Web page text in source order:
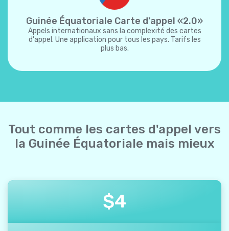
Guinée Équatoriale Carte d'appel «2.0»
Appels internationaux sans la complexité des cartes
d'appel. Une application pour tous les pays. Tarifs les
plus bas.
Tout comme les cartes d'appel vers
la Guinée Équatoriale mais mieux
$4